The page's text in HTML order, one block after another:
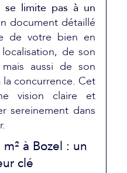
se limite pas à un
document détaillé
de votre bien en
de son
aussi de son
concurrence. Cet
vision claire et
sereinement dans
à Bozel : un
clé